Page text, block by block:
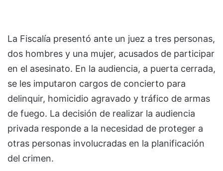
La Fiscalía presentó ante un juez a tres personas,
dos hombres y una mujer, acusados de participar
en el asesinato. En la audiencia, a puerta cerrada,
se les imputaron cargos de concierto para
delinquir, homicidio agravado y tráfico de armas
de fuego. La decisión de realizar la audiencia
privada responde a la necesidad de proteger a
otras personas involucradas en la planificación
del crimen.